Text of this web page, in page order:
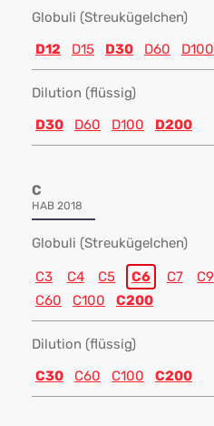
Globuli (Streukügelchen)
D12
D15 D30 D60 D100
Dilution (flüssig)
D30
D60 D100 D200
C
HAB 2018
Globuli (Streukügelchen)
C3 C4 C5 C6 C7 C9
C60
C100 C200
Dilution (flüssig)
C30
C60 C100 C200